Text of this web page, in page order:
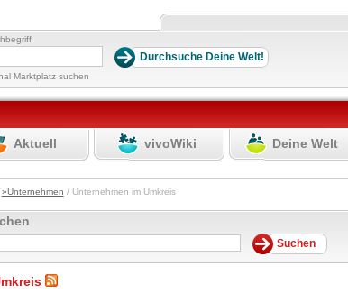
Marktplatz suchen
Aktuell vivoWiki Deine Welt
»Unternehmen / Unternehmen im Umkreis